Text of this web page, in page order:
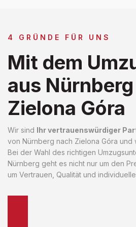
4 GRÜNDE FÜR UNS
Mit dem
aus
Zielona Góra
Wir sind Ihr vertrauenswürdiger
von Nürnberg nach Zielona Góra und
Bei der Wahl des richtigen
Nürnberg geht es nicht nur um den
um Vertrauen, Qualität und